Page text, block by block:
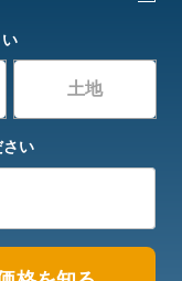
土地
い